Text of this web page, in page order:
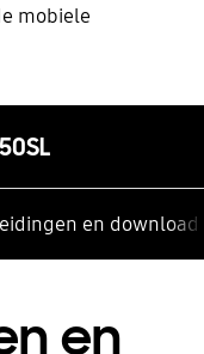
mobiele
en
en